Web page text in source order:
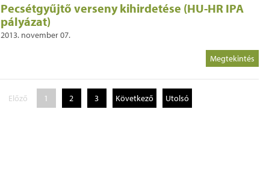
Pecsétgyűjtő verseny kihirdetése (HU-HR IPA
pályázat)
2013. november 07.
Megtekintés
Előző 1 2 3 Következő Utolsó